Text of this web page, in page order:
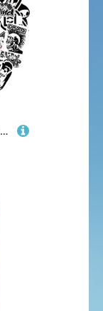
MARSFORCE Fashion Schwarz Weiß Aufkleber 100 Stück Pack, Wasserdicht Vinyl Stickers für Laptop Wasserflaschen Skateboard Gepäck Auto Motorrad Fahrrad Gitarre PS4 Koffer Snowboard iPhone iPad